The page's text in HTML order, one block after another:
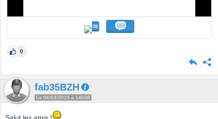
0
fab35BZH
Le 04/03/2015 à 14h08